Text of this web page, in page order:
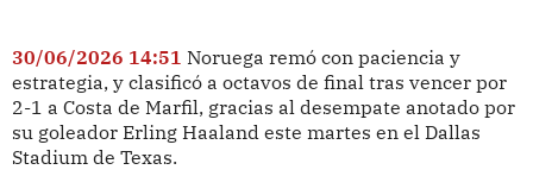
30/06/2026 14:51 Noruega remó con paciencia y
estrategia, y clasificó a octavos de final tras vencer por
2-1 a Costa de Marfil, gracias al desempate anotado por
su goleador Erling Haaland este martes en el Dallas
Stadium de Texas.